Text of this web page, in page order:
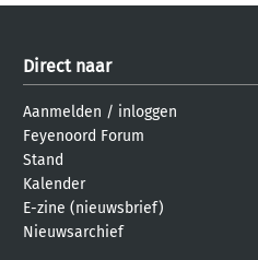
Direct naar
Aanmelden / inloggen
Feyenoord Forum
Stand
Kalender
E-zine (nieuwsbrief)
Nieuwsarchief